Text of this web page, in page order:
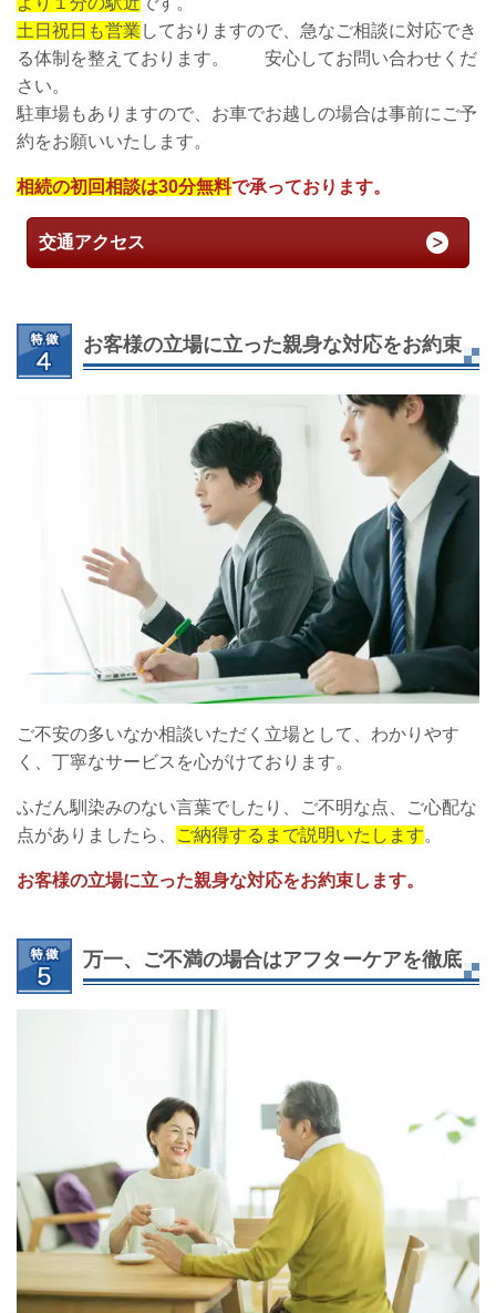
土日祝日も営業 しておりますので、急なご相談に対応でき
る体制を整えております。 安心してお問い合わせくだ
さい。
駐車場もありますので、お車でお越しの場合は事前にご予
約をお願いいたします。
相続の初回相談は30分無料で承っております。
交通アクセス
お客様の立場に立った親身な対応をお約束
ご不安の多いなか相談いただく立場として、わかりやす
く、丁寧なサービスを心がけております。
ふだん馴染みのない言葉でしたり、ご不明な点、ご心配な
点がありましたら、
ご納得するまで説明いたします。
お客様の立場に立った親身な対応をお約束します。
万一、ご不満の場合はアフターケアを徹底